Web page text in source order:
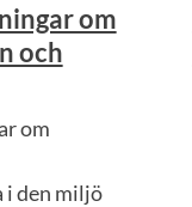
om
och
om
den miljö